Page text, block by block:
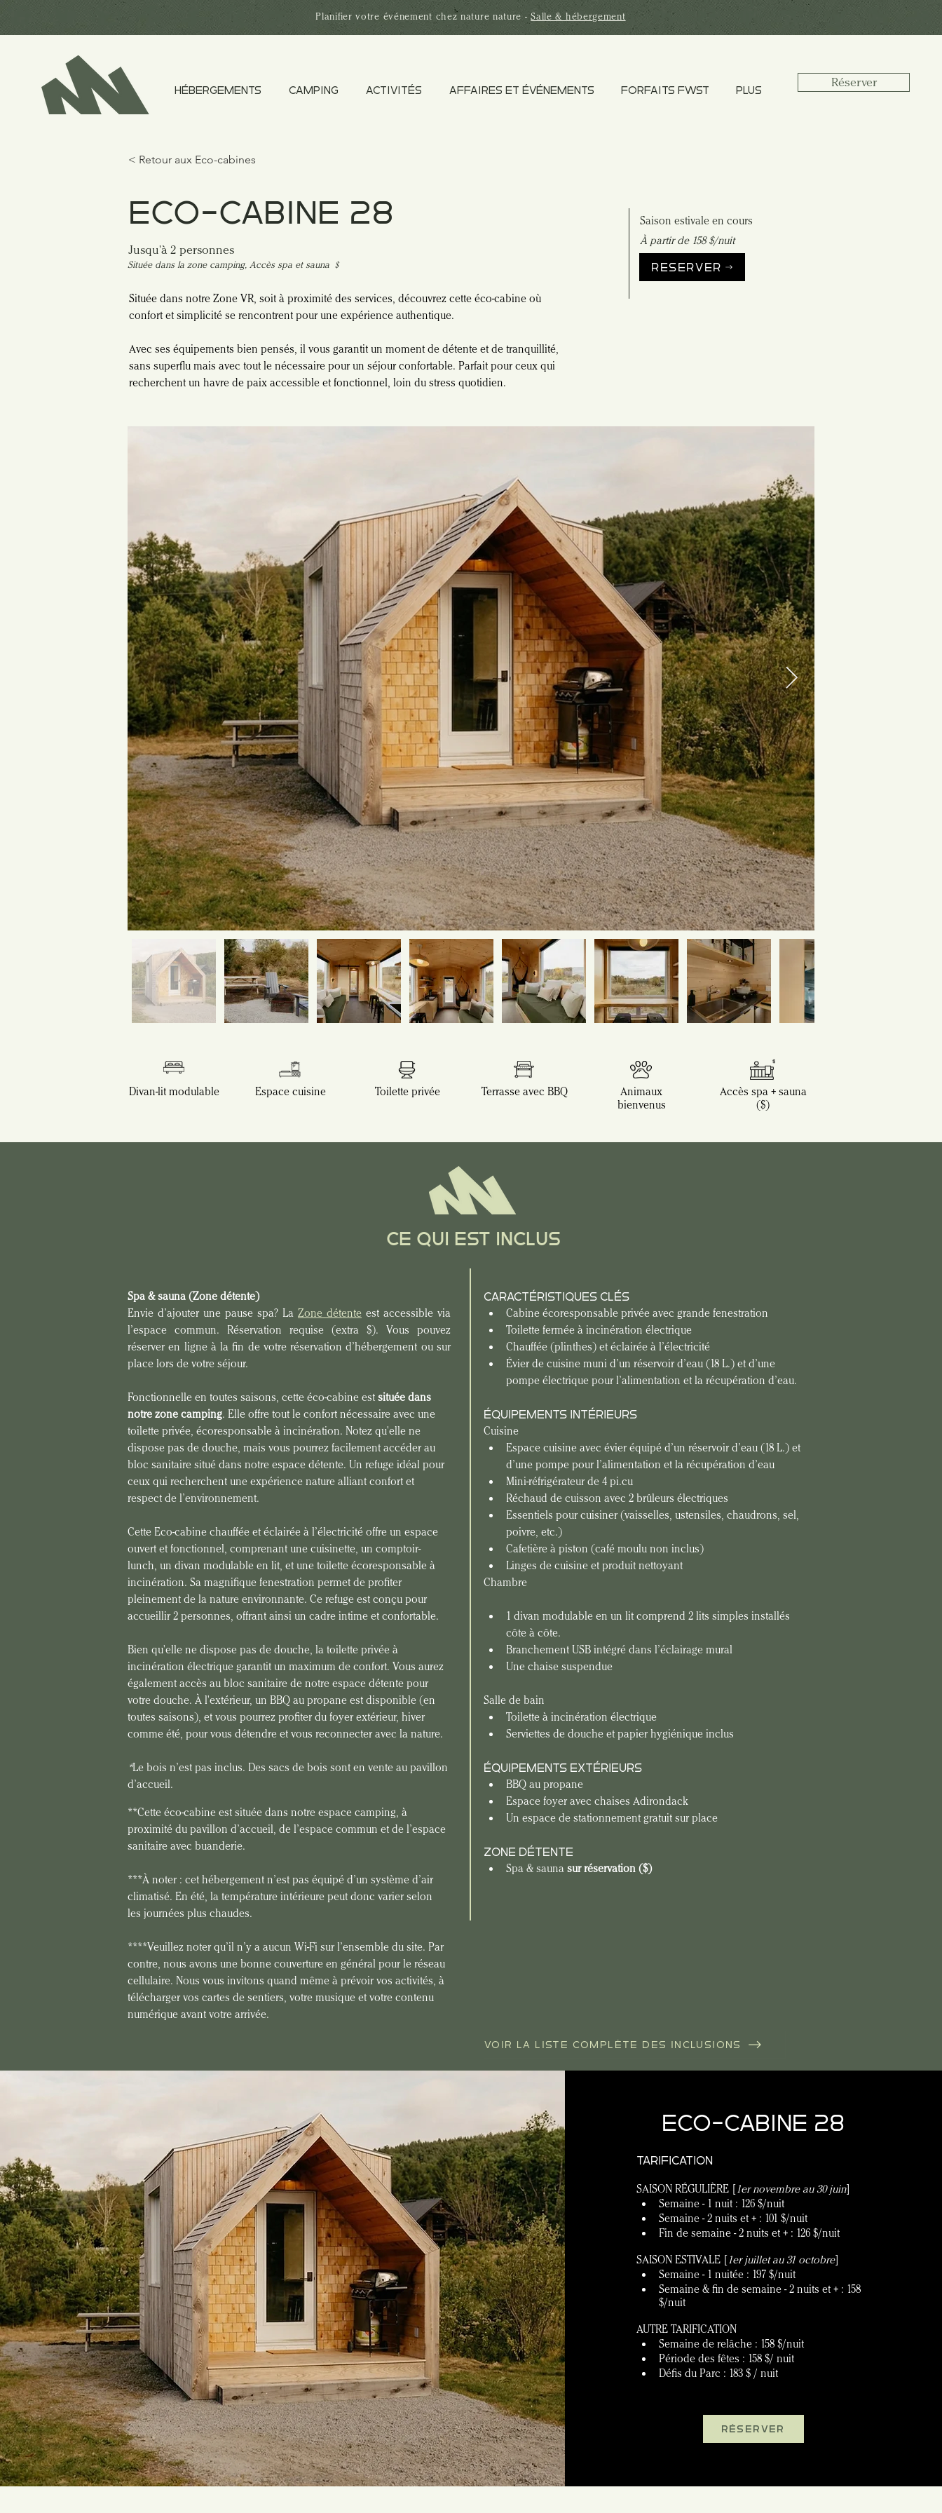
Planifier votreévénement chez nature nature -Salle & hébergement
HÉBERGEMENTS CAMPING ACTIVITÉS AFFAIRES ET ÉVÉNEMENTS FORFAITS FWST PLUS
Réserver
< Retour aux Eco-cabines
ECO-CABINE 28
Jusqu'à 2 personnes
Située dans la zone camping, Accès spa et sauna ﹩
Située dans notre Zone VR, soit à proximité des services, découvrez cette éco-cabine où
confort et simplicité se rencontrent pour une expérience authentique.
Avec ses équipements bien pensés, il vous garantit un moment de détente et de tranquillité,
sans superflu mais avec tout le nécessaire pour un séjour confortable. Parfait pour ceux qui
recherchent un havre de paix accessible et fonctionnel, loin du stress quotidien.
Saison estivale en cours
À partir de 158 $/nuit
RÉSERVER
Divan-lit modulable Espace cuisine Toilette privée Terrasse avec BBQ
Animaux
bienvenus
Accès spa + sauna
($)
CE QUI EST INCLUS
Spa & sauna (Zone détente)
Envie d’ajouter une pause spa? La Zone détente est accessible via
l’espace commun. Réservation requise (extra $). Vous pouvez
réserver en ligne à la fin de votre réservation d’hébergement ou sur
place lors de votre séjour.
Fonctionnelle en toutes saisons, cette éco-cabine est située dans
notre zone camping. Elle offre tout le confort nécessaire avec une
toilette privée, écoresponsable à incinération. Notez qu'elle ne
dispose pas de douche, mais vous pourrez facilement accéder au
bloc sanitaire situé dans notre espace détente. Un refuge idéal pour
ceux qui recherchent une expérience nature alliant confort et
respect de l’environnement.
Cette Eco-cabine chauffée et éclairée à l’électricité offre un espace
ouvert et fonctionnel, comprenant une cuisinette, un comptoir-
lunch, un divan modulable en lit, et une toilette écoresponsable à
incinération. Sa magnifique fenestration permet de profiter
pleinement de la nature environnante. Ce refuge est conçu pour
accueillir 2 personnes, offrant ainsi un cadre intime et confortable.
Bien qu'elle ne dispose pas de douche, la toilette privée à
incinération électrique garantit un maximum de confort. Vous aurez
également accès au bloc sanitaire de notre espace détente pour
votre douche. À l'extérieur, un BBQ au propane est disponible (en
toutes saisons), et vous pourrez profiter du foyer extérieur, hiver
comme été, pour vous détendre et vous reconnecter avec la nature.
*Le bois n’est pas inclus. Des sacs de bois sont en vente au pavillon
d’accueil.
**Cette éco-cabine est située dans notre espace camping, à
proximité du pavillon d’accueil, de l’espace commun et de l’espace
sanitaire avec buanderie.
***À noter : cet hébergement n’est pas équipé d’un système d’air
climatisé. En été, la température intérieure peut donc varier selon
les journées plus chaudes.
****Veuillez noter qu’il n’y a aucun Wi-Fi sur l’ensemble du site. Par
contre, nous avons une bonne couverture en général pour le réseau
cellulaire. Nous vous invitons quand même à prévoir vos activités, à
télécharger vos cartes de sentiers, votre musique et votre contenu
numérique avant votre arrivée.
CARACTÉRISTIQUES CLÉS
Cabine écoresponsable privée avec grande fenestration
Toilette fermée à incinération électrique
Chauffée (plinthes) et éclairée à l’électricité
Évier de cuisine muni d’un réservoir d’eau (18 L.) et d’une
pompe électrique pour l’alimentation et la récupération d’eau.
ÉQUIPEMENTS INTÉRIEURS
Cuisine
Espace cuisine avec évier équipé d’un réservoir d’eau (18 L.) et
d’une pompe pour l’alimentation et la récupération d’eau
Mini-réfrigérateur de 4 pi.cu
Réchaud de cuisson avec 2 brûleurs électriques
Essentiels pour cuisiner (vaisselles, ustensiles, chaudrons, sel,
poivre, etc.)
Cafetière à piston (café moulu non inclus)
Linges de cuisine et produit nettoyant
Chambre
1 divan modulable en un lit comprend 2 lits simples installés
côte à côte.
Branchement USB intégré dans l’éclairage mural
Une chaise suspendue
Salle de bain
Toilette à incinération électrique
Serviettes de douche et papier hygiénique inclus
ÉQUIPEMENTS EXTÉRIEURS
BBQ au propane
Espace foyer avec chaises Adirondack
Un espace de stationnement gratuit sur place
ZONE DÉTENTE
Spa & sauna sur réservation ($)
VOIR LA LISTE COMPLÈTE DES INCLUSIONS
ECO-CABINE 28
TARIFICATION
SAISON RÉGULIÈRE [1er novembre au 30 juin]
Semaine - 1 nuit : 126 $/nuit
Semaine - 2 nuits et + : 101 $/nuit
Fin de semaine - 2 nuits et + : 126 $/nuit
SAISON ESTIVALE [1er juillet au 31 octobre]
Semaine - 1 nuitée : 197 $/nuit
Semaine & fin de semaine - 2 nuits et + : 158
$/nuit
AUTRE TARIFICATION
Semaine de relâche : 158 $/nuit
Période des fêtes : 158 $/ nuit
Défis du Parc : 183 $ / nuit
RÉSERVER